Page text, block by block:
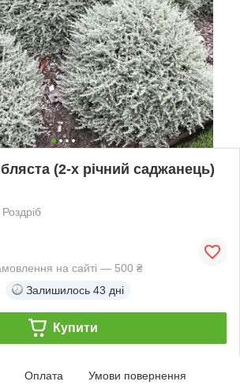
(2-х річний саджанець)
Роздріб
на сайті — 500 ₴
Залишилось 43 дні
Купити
Оплата Умови повернення